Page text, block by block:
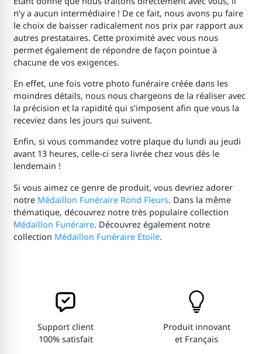
n’y a aucun intermédiaire ! De ce fait, nous avons pu faire
le choix de baisser radicalement nos prix par rapport aux
autres prestataires. Cette proximité avec vous nous
permet également de répondre de façon pointue à
chacune de vos exigences.
En effet, une fois votre photo funéraire créée dans les
moindres détails, nous nous chargeons de la réaliser avec
la précision et la rapidité qui s’imposent afin que vous la
receviez dans les jours qui suivent.
Enfin, si vous commandez votre plaque du lundi au jeudi
avant 13 heures, celle-ci sera livrée chez vous dès le
lendemain !
Si vous aimez ce genre de produit, vous devriez adorer
notre Médaillon Funéraire Rond Fleurs. Dans la même
thématique, découvrez notre très populaire collection
Médaillon Funéraire. Découvrez également notre
collection Médaillon Funéraire Etoile.
Support client
100% satisfait
Produit innovant
et Français